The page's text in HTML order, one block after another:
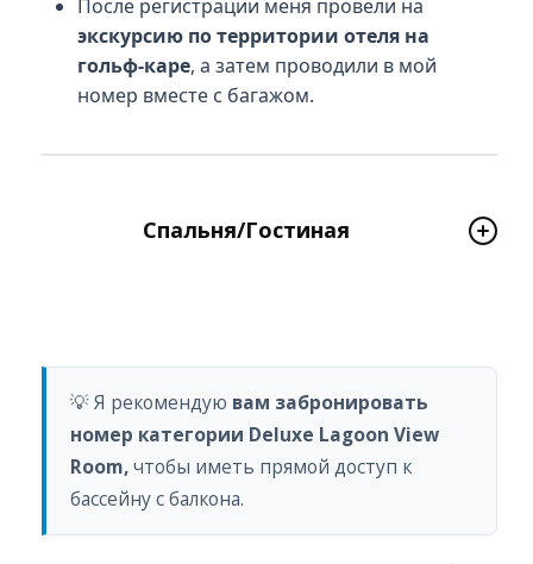
После регистрации меня провели на
экскурсию по территории отеля на
гольф-каре, а затем проводили в мой
номер вместе с багажом.
Спальня/Гостиная
💡 Я рекомендую вам забронировать
номер категории Deluxe Lagoon View
Room,чтобы иметь прямой доступ к
бассейну с балкона.